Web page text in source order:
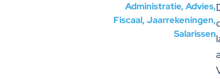
Administratie, Advies,
Fiscaal, Jaarrekeningen,
Salarissen